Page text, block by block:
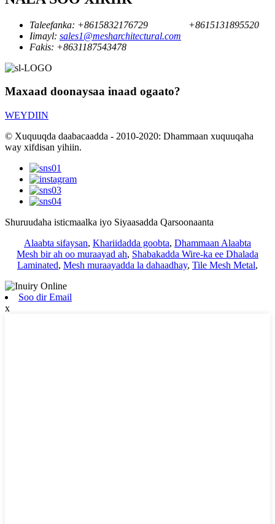
Taleefanka: +8615832176729
+8615131895520
Iimayl: sales1@mesharchitectural.com
Fakis: +8631187543478
Maxaad doonaysaa inaad ogaato?
WEYDIIN
© Xuquuqda daabacaadda - 2010-2020: Dhammaan xuquuqaha
way xifdisan yihiin.
Shuruudaha isticmaalka iyo Siyaasadda Qarsoonaanta
Alaabta sifaysan, Khariidadda goobta, Dhammaan Alaabta
Mesh bir ah oo muraayad ah, Shabakadda Wire-ka ee Dhalada
Laminated, Mesh muraayadda la dahaadhay, Tile Mesh Metal,
Soo dir Email
x